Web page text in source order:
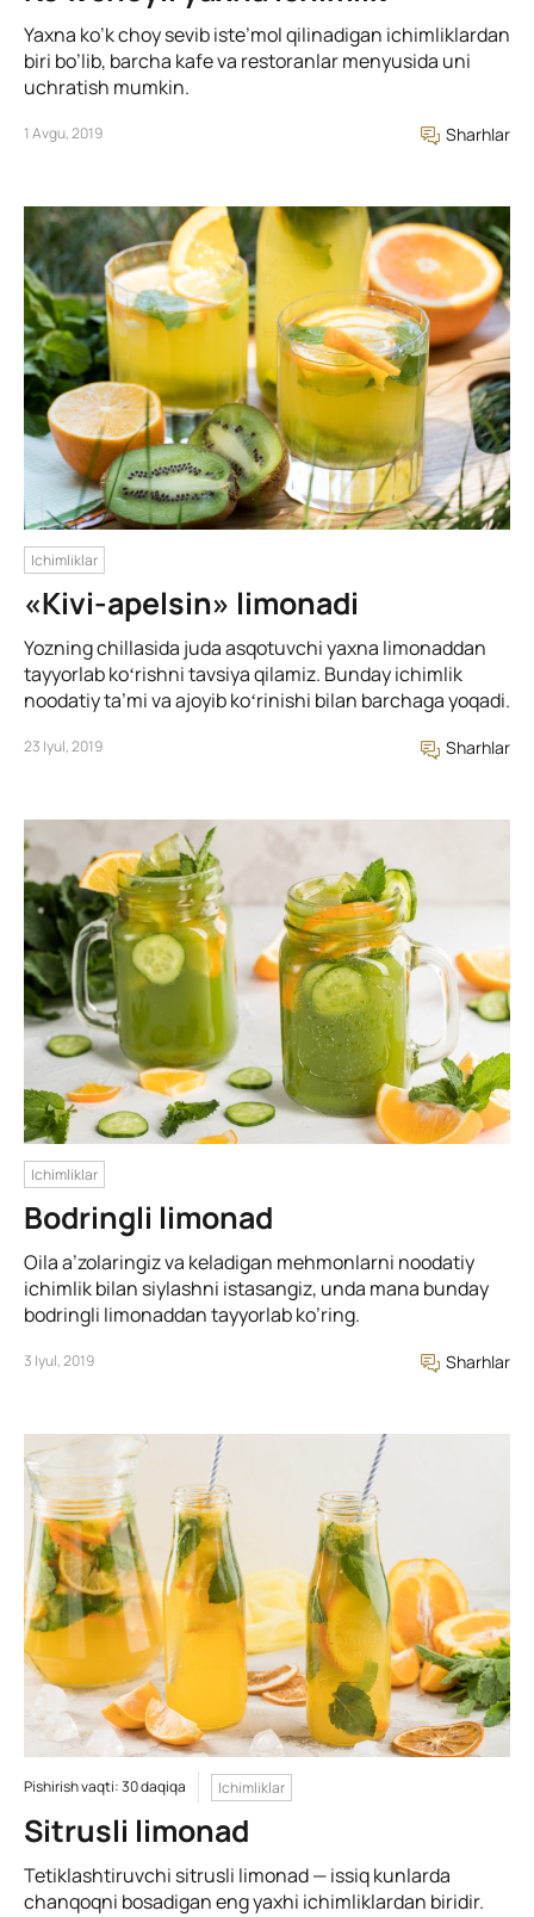
Yaxna ko’k choy sevib iste’mol qilinadigan ichimliklardan
biri bo’lib, barcha kafe va restoranlar menyusida uni
uchratish mumkin.
1 Avgu, 2019 Sharhlar
Ichimliklar
«Kivi-apelsin» limonadi
Yozning chillasida juda asqotuvchi yaxna limonaddan
tayyorlab koʻrishni tavsiya qilamiz. Bunday ichimlik
noodatiy ta’mi va ajoyib koʻrinishi bilan barchaga yoqadi.
23 Iyul, 2019 Sharhlar
Ichimliklar
Bodringli limonad
Oila a’zolaringiz va keladigan mehmonlarni noodatiy
ichimlik bilan siylashni istasangiz, unda mana bunday
bodringli limonaddan tayyorlab ko’ring.
3 Iyul, 2019 Sharhlar
Pishirish vaqti: 30 daqiqa Ichimliklar
Sitrusli limonad
Tetiklashtiruvchi sitrusli limonad — issiq kunlarda
chanqoqni bosadigan eng yaxhi ichimliklardan biridir.